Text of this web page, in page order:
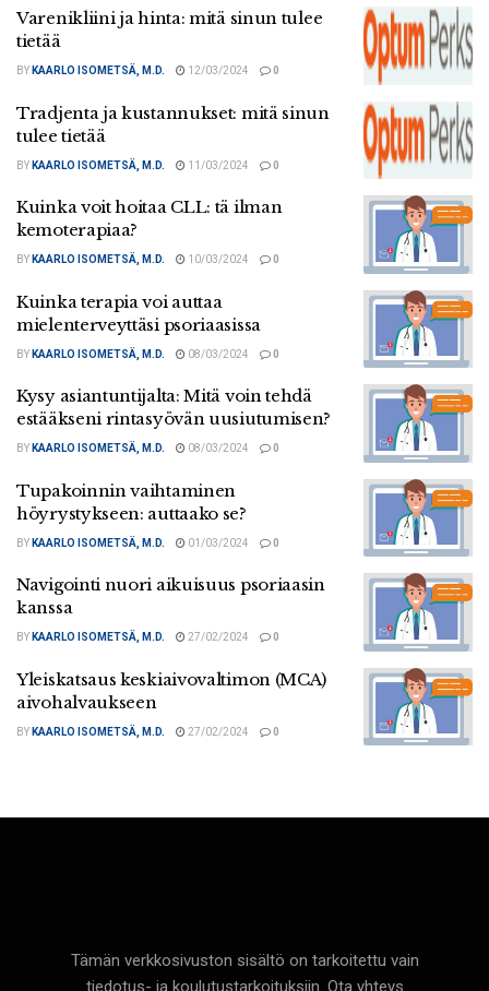
Varenikliini ja hinta: mitä sinun tulee
tietää
BY KAARLO ISOMETSÄ, M.D. 12/03/2024 0
Tradjenta ja kustannukset: mitä sinun
tulee tietää
BY KAARLO ISOMETSÄ, M.D. 11/03/2024 0
Kuinka voit hoitaa CLL: tä ilman
kemoterapiaa?
BY KAARLO ISOMETSÄ, M.D. 10/03/2024 0
Kuinka terapia voi auttaa
mielenterveyttäsi psoriaasissa
BY KAARLO ISOMETSÄ, M.D. 08/03/2024 0
Kysy asiantuntijalta: Mitä voin tehdä
estääkseni rintasyövän uusiutumisen?
BY KAARLO ISOMETSÄ, M.D. 08/03/2024 0
Tupakoinnin vaihtaminen
höyrystykseen: auttaako se?
BY KAARLO ISOMETSÄ, M.D. 01/03/2024 0
Navigointi nuori aikuisuus psoriaasin
kanssa
BY KAARLO ISOMETSÄ, M.D. 27/02/2024 0
Yleiskatsaus keskiaivovaltimon (MCA)
aivohalvaukseen
BY KAARLO ISOMETSÄ, M.D. 27/02/2024 0
Tämän verkkosivuston sisältö on tarkoitettu vain
tiedotus- ja koulutustarkoituksiin. Ota yhteys